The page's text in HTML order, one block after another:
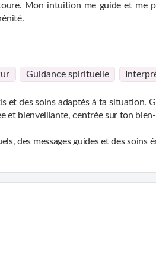
Mon intuition me guide et me
pour aider ceux qui en ont
chemin et restaurer ton énergie.
Guidance spirituelle
et des soins adaptés à ta situation.
et bienveillante, centrée sur ton
des messages guides et des
là pour t’éclairer.
à retrouver la clarté et à